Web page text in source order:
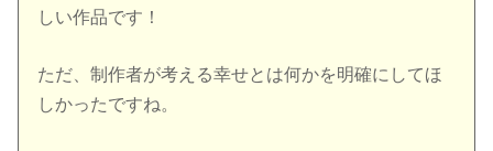
しい作品です！
ただ、制作者が考える幸せとは何かを明確にしてほ
しかったですね。